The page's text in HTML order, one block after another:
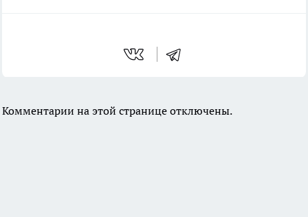
Комментарии на этой странице отключены.